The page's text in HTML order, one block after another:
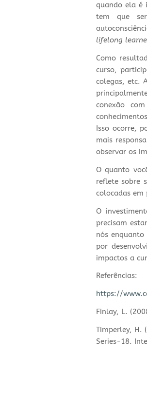
quando ela é
tem que
lifelong
Como
curso,
colegas, etc.
conexão
Isso ocorre,
mais
observar os
O quanto
reflete sobre
colocadas em
O
precisam
nós enquanto
por
impactos a
Referências:
https://
Finlay, L.
Timperley, H.
Series-18.